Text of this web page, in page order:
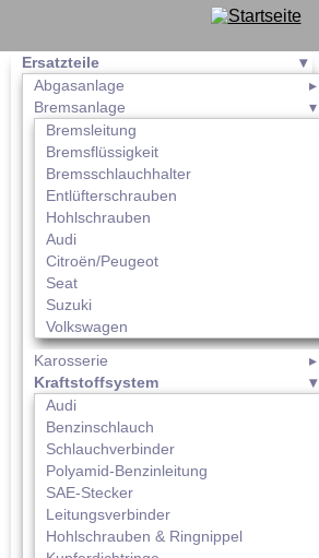
Ersatzteile
Abgasanlage
Bremsanlage
Bremsleitung
Bremsflüssigkeit
Bremsschlauchhalter
Entlüfterschrauben
Hohlschrauben
Audi
Citroën/Peugeot
Seat
Suzuki
Volkswagen
Karosserie
Kraftstoffsystem
Audi
Benzinschlauch
Schlauchverbinder
Polyamid-Benzinleitung
SAE-Stecker
Leitungsverbinder
Hohlschrauben & Ringnippel